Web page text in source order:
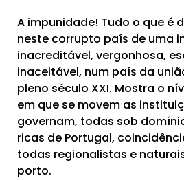
A impunidade! Tudo o que é
neste corrupto país de uma
inacreditável, vergonhosa,
inaceitável, num país da
pleno século XXI. Mostra o
em que se movem as
governam, todas sob
ricas de Portugal,
todas regionalistas e
porto.